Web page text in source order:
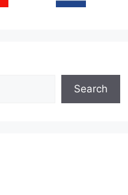
Search